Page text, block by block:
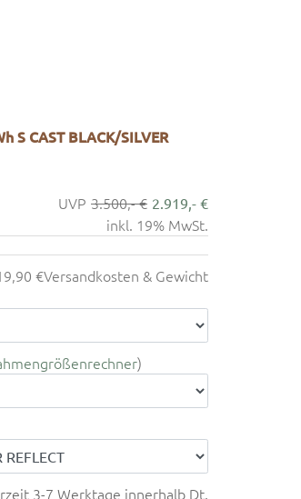
S CAST BLACK/SILVER
3.500,- € 2.919,- €
inkl. 19% MwSt.
€Versandkosten & Gewicht
3-7 Werktage innerhalb Dt.